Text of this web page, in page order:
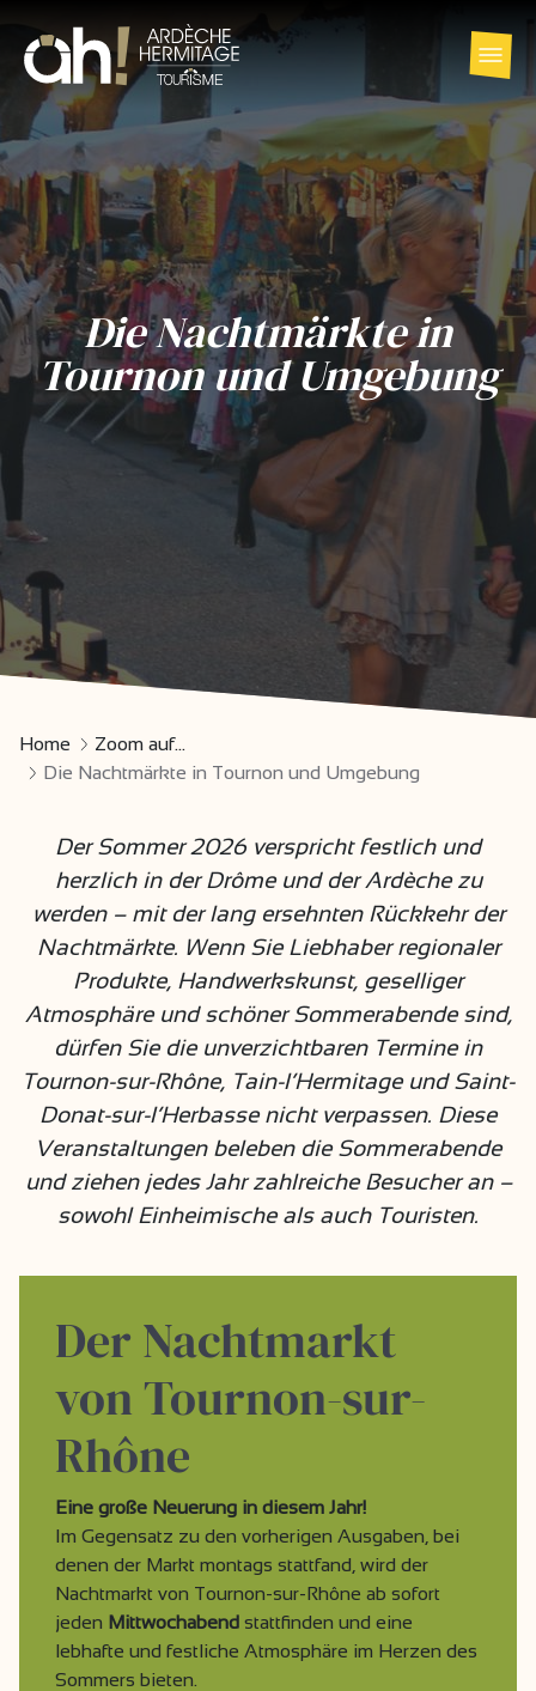
Die Nachtmärkte in
Tournon und Umgebung
Home
Zoom auf...
Die Nachtmärkte in Tournon und Umgebung
Der Sommer 2026 verspricht festlich und
herzlich in der Drôme und der Ardèche zu
werden – mit der lang ersehnten Rückkehr der
Nachtmärkte. Wenn Sie Liebhaber regionaler
Produkte, Handwerkskunst, geselliger
Atmosphäre und schöner Sommerabende sind,
dürfen Sie die unverzichtbaren Termine in
Tournon-sur-Rhône, Tain-l’Hermitage und Saint-
Donat-sur-l’Herbasse nicht verpassen. Diese
Veranstaltungen beleben die Sommerabende
und ziehen jedes Jahr zahlreiche Besucher an –
sowohl Einheimische als auch Touristen.
Der Nachtmarkt
von Tournon-sur-
Rhône
Eine große Neuerung in diesem Jahr!
Im Gegensatz zu den vorherigen Ausgaben, bei
denen der Markt montags stattfand, wird der
Nachtmarkt von Tournon-sur-Rhône ab sofort
jeden Mittwochabend stattfinden und eine
lebhafte und festliche Atmosphäre im Herzen des
Sommers bieten.